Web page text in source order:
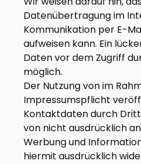
Datenübertragung im
Kommunikation per E-
aufweisen kann. Ein
Daten vor dem Zugriff
möglich.
Der Nutzung von im
Impressumspflicht
Kontaktdaten durch
von nicht ausdrücklich
Werbung und
hiermit ausdrücklich